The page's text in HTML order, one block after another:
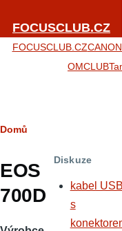
FOCUSCLUB.CZ
FOCUSCLUB.CZ
OMCLUB
Drobečková
navigace
Domů
EOS
700D
Diskuze
kabel USB
s